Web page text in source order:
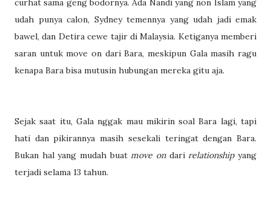
curhat sama geng bodornya. Ada Nandi yang non Islam yang
udah punya calon, Sydney temennya yang udah jadi emak
bawel, dan Detira cewe tajir di Malaysia. Ketiganya memberi
saran untuk move on dari Bara, meskipun Gala masih ragu
kenapa Bara bisa mutusin hubungan mereka gitu aja.
Sejak saat itu, Gala nggak mau mikirin soal Bara lagi, tapi
hati dan pikirannya masih sesekali teringat dengan Bara.
Bukan hal yang mudah buatmove ondarirelationshipyang
terjadi selama 13 tahun.